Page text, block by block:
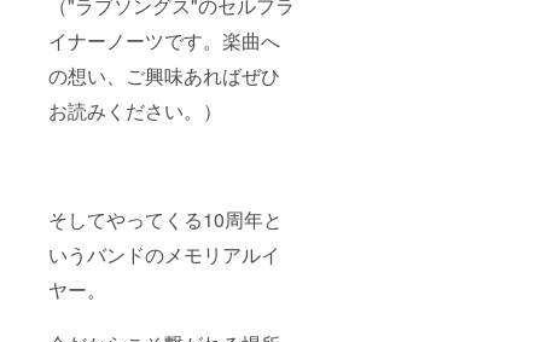
（"ラブソングス"のセルフラ
イナーノーツです。楽曲へ
の想い、ご興味あればぜひ
お読みください。）
そしてやってくる10周年と
いうバンドのメモリアルイ
ヤー。